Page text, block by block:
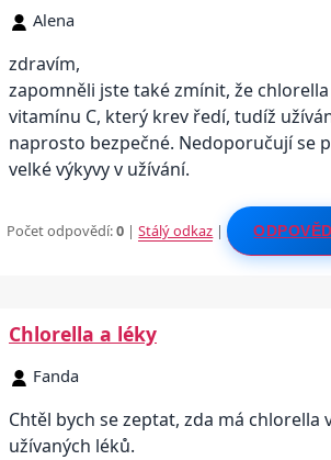
Alena
zdravím,
zapomněli jste také zmínit, že
vitamínu C, který krev ředí, tudíž
naprosto bezpečné. Nedoporučují se
velké výkyvy v užívání.
Počet odpovědí:0 |Stálý odkaz |
Chlorella a léky
Fanda
Chtěl bych se zeptat, zda má chlorella
užívaných léků.